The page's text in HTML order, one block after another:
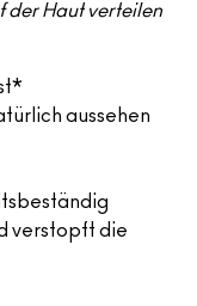
der Haut verteilen
aussehen
verstopft die